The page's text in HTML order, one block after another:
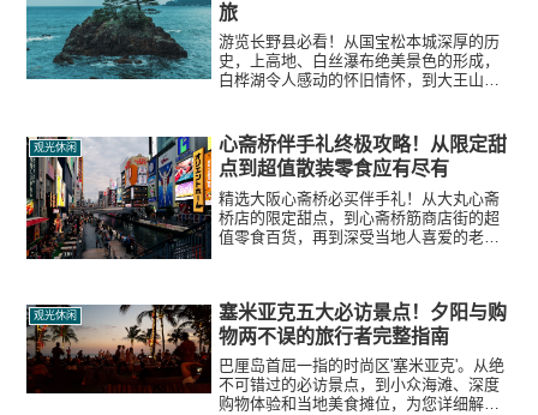
旅
游览长野县必看！从国宝松本城深厚的历
史，上高地、白丝瀑布绝美景色的形成，
白桦湖令人感动的怀旧情怀，到大王山葵
观光休闲
心斋桥伴手礼终极攻略！从限定甜
点到超值散装零食应有尽有
精选大阪心斋桥必买伴手礼！从大丸心斋
桥店的限定甜点，到心斋桥筋商店街的超
值零食百货，再到深受当地人喜爱的老字
观光休闲
塞米亚克五大必访景点！夕阳与购
物两不误的旅行者完整指南
巴厘岛首屈一指的时尚区'塞米亚克'。从绝
不可错过的必访景点，到小众海滩、深度
购物体验和当地美食摊位，为您详细解读